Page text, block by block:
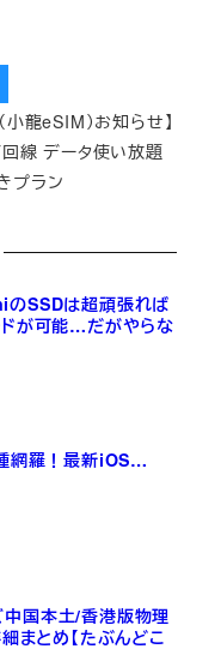
龍eSIM）お知らせ】
回線 データ使い放題
プラン
SSDは超頑張れば
が可能…だがやらな
網羅！最新iOS…
国本土/香港版物理
まとめ【たぶんどこ